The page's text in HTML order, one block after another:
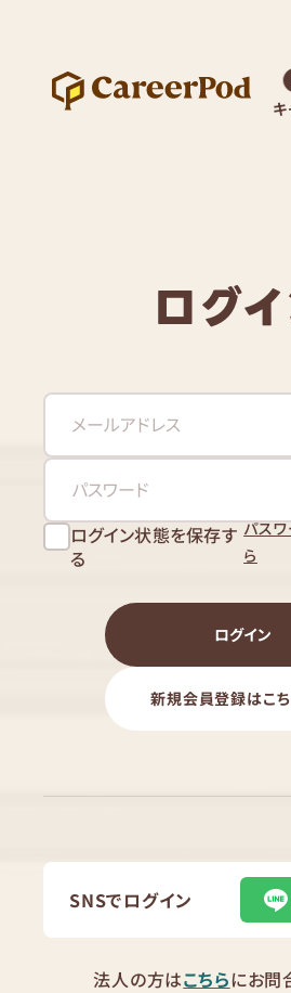
ログ
ログイン状態を保存す
る
パス
ら
ログイン
新規会員登録はこ
SNSでログイン
法人の方はこちらにお問